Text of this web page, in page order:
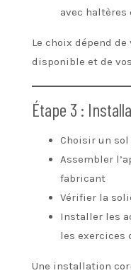
avec haltères
Le choix dépend de
disponible et de
Étape 3 :
Choisir un
Assembler
fabricant
Vérifier la
Installer les
les exercices
Une installation